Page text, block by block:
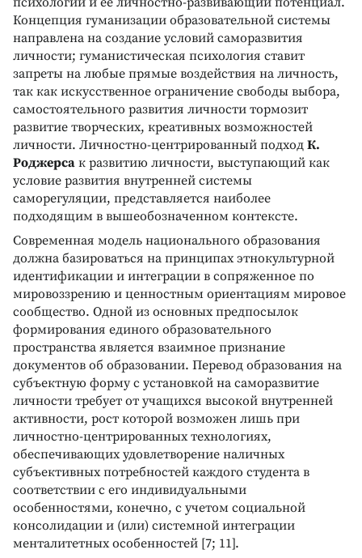
Концепция гуманизации образовательной системы
направлена на создание условий саморазвития
личности; гуманистическая психология ставит
запреты на любые прямые воздействия на личность,
так как искусственное ограничение свободы выбора,
самостоятельного развития личности тормозит
развитие творческих, креативных возможностей
личности. Личностно-центрированный подход К.
Роджерса к развитию личности, выступающий как
условие развития внутренней системы
саморегуляции, представляется наиболее
подходящим в вышеобозначенном контексте.
Современная модель национального образования
должна базироваться на принципах этнокультурной
идентификации и интеграции в сопряженное по
мировоззрению и ценностным ориентациям мировое
сообщество. Одной из основных предпосылок
формирования единого образовательного
пространства является взаимное признание
документов об образовании. Перевод образования на
субъектную форму с установкой на саморазвитие
личности требует от учащихся высокой внутренней
активности, рост которой возможен лишь при
личностно-центрированных технологиях,
обеспечивающих удовлетворение наличных
субъективных потребностей каждого студента в
соответствии с его индивидуальными
особенностями, конечно, с учетом социальной
консолидации и (или) системной интеграции
менталитетных особенностей [7; 11].